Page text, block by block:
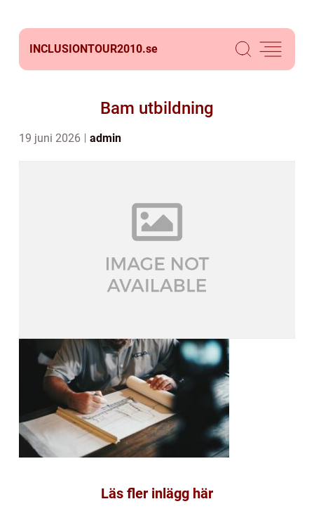
INCLUSIONTOUR2010.se
Bam utbildning
19 juni 2026 admin
Läs fler inlägg här